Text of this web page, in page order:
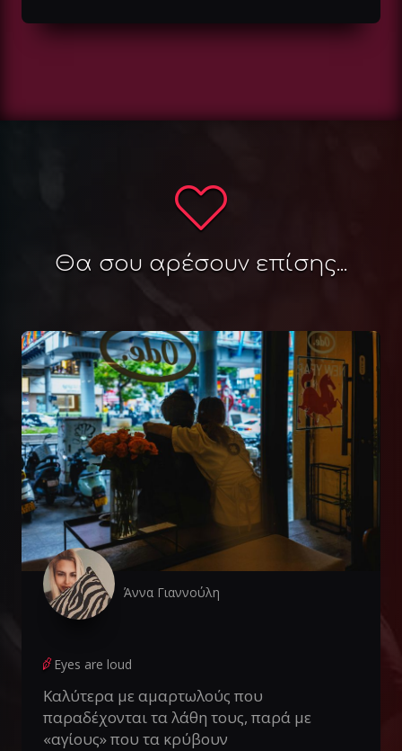
Θα σου αρέσουν επίσης...
Άννα Γιαννούλη
Eyes are loud
Καλύτερα με αμαρτωλούς που
παραδέχονται τα λάθη τους, παρά με
«αγίους» που τα κρύβουν